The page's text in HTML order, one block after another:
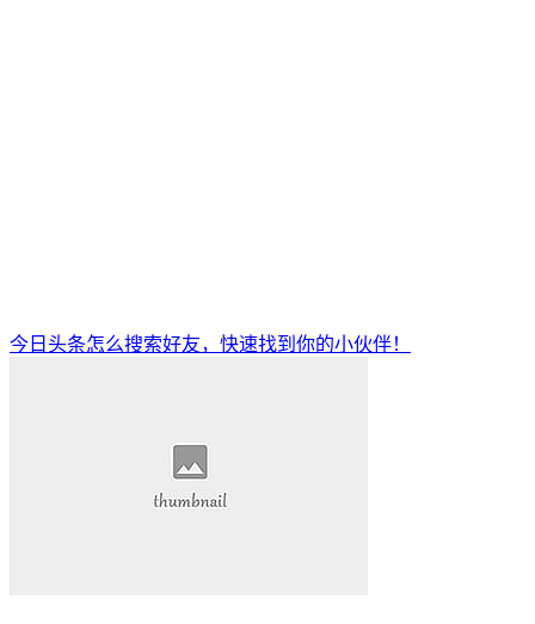
今日头条怎么搜索好友，快速找到你的小伙伴！